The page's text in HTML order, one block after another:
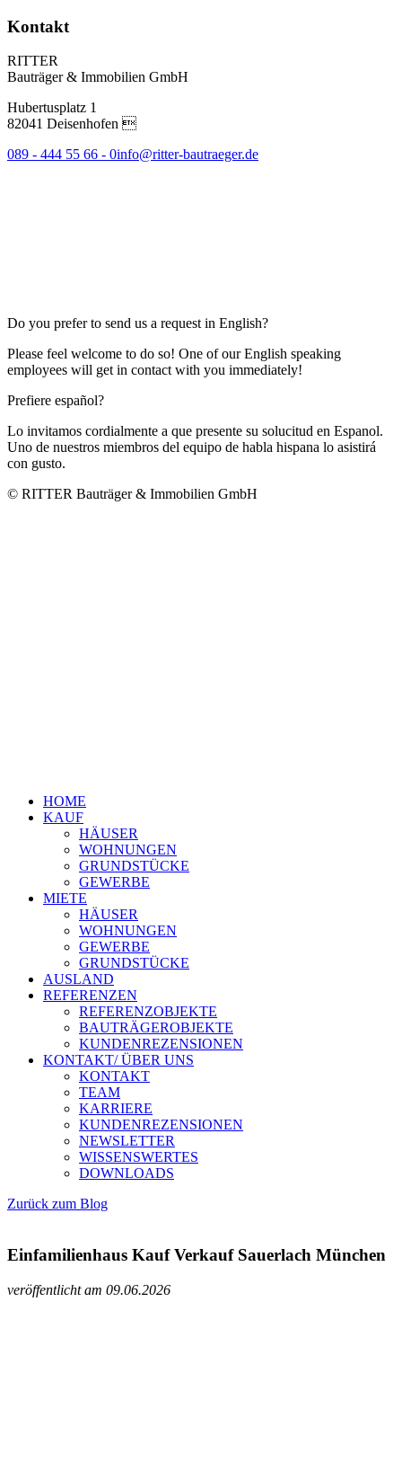
Kontakt
RITTER
Bauträger & Immobilien GmbH
Hubertusplatz 1
82041 Deisenhofen 
089 - 444 55 66 - 0info@ritter-bautraeger.de
Do you prefer to send us a request in English?
Please feel welcome to do so! One of our English speaking
employees will get in contact with you immediately!
Prefiere español?
Lo invitamos cordialmente a que presente su solucitud en Espanol.
Uno de nuestros miembros del equipo de habla hispana lo asistirá
con gusto.
© RITTER Bauträger & Immobilien GmbH
HOME
KAUF
HÄUSER
WOHNUNGEN
GRUNDSTÜCKE
GEWERBE
MIETE
HÄUSER
WOHNUNGEN
GEWERBE
GRUNDSTÜCKE
AUSLAND
REFERENZEN
REFERENZOBJEKTE
BAUTRÄGEROBJEKTE
KUNDENREZENSIONEN
KONTAKT/ ÜBER UNS
KONTAKT
TEAM
KARRIERE
KUNDENREZENSIONEN
NEWSLETTER
WISSENSWERTES
DOWNLOADS
Zurück zum Blog
Einfamilienhaus Kauf Verkauf Sauerlach München
veröffentlicht am 09.06.2026